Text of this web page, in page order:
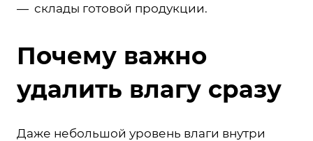
— склады готовой продукции.
Почему важно
удалить влагу сразу
Даже небольшой уровень влаги внутри